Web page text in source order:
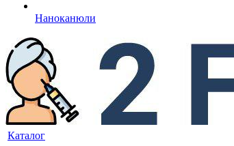
Наноканюли
Каталог